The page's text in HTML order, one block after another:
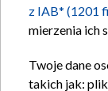
z IAB* (1201
mierzenia ich
Twoje dane
takich jak: